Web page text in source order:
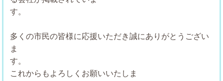
多くの市民の皆様に応援いただき誠にありがとうござい
ま
これからもよろしくお願いいたしま